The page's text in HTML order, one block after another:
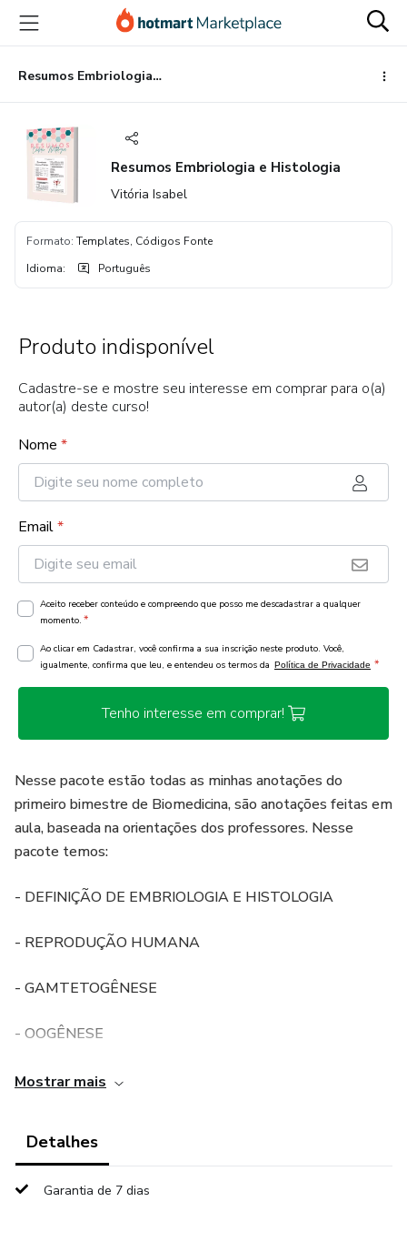
para
conteúdo
principal
para
pagamento
para
rodapé
Resumos Embriologia e Histologia
Resumos Embriologia e Histologia
Vitória Isabel
Formato: Templates, Códigos Fonte
Idioma: Português
Produto indisponível
Cadastre-se e mostre seu interesse em comprar para o(a)
autor(a) deste curso!
Nome *
Email*
Aceito receber conteúdo e compreendo que posso me descadastrar a qualquer
momento. *
Ao clicar em Cadastrar, você confirma a sua inscrição neste produto. Você,
igualmente, confirma que leu, e entendeu os termos da Política de Privacidade *
Tenho interesse em comprar!
Nesse pacote estão todas as minhas anotações do
primeiro bimestre de Biomedicina, são anotações feitas em
aula, baseada na orientações dos professores. Nesse
pacote temos:
- DEFINIÇÃO DE EMBRIOLOGIA E HISTOLOGIA
- REPRODUÇÃO HUMANA
- GAMTETOGÊNESE
- OOGÊNESE
- DESENVOLVIMENTO HUMANO
Todos os resumos estão em PDF, e alguns são do meu
caderno mais também estão em PDF e prontos para
Mostrar mais
Detalhes
Garantia de 7 dias